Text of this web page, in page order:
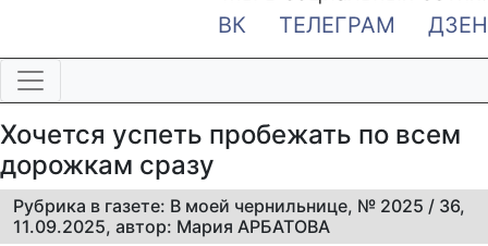
ВК
ТЕЛЕГРАМ ДЗЕН
Хочется успеть пробежать по всем
дорожкам сразу
Рубрика в газете: В моей чернильнице, № 2025 / 36,
11.09.2025, автор: Мария АРБАТОВА